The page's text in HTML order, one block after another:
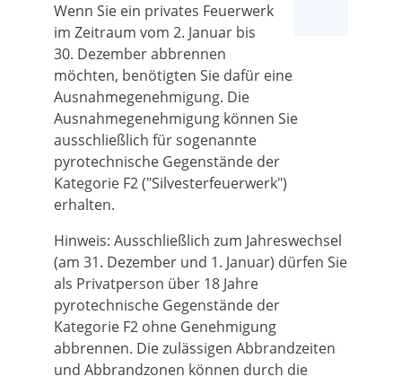
Wenn Sie ein privates Feuerwerk
im Zeitraum vom 2. Januar bis
30. Dezember abbrennen
möchten, benötigten Sie dafür eine
Ausnahmegenehmigung. Die
Ausnahmegenehmigung können Sie
ausschließlich fürsogenannte
pyrotechnische Gegenstände der
Kategorie F2 ("Silvesterfeuerwerk")
erhalten.
Hinweis: Ausschließlich zum Jahreswechsel
(am 31. Dezember und 1. Januar) dürfen Sie
als Privatperson über 18 Jahre
pyrotechnische Gegenstände der
Kategorie F2 ohne Genehmigung
abbrennen. Die zulässigen Abbrandzeiten
und Abbrandzonen können durch die